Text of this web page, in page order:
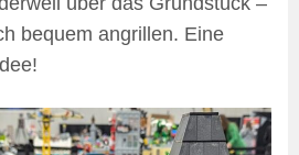
bequem angrillen. Eine